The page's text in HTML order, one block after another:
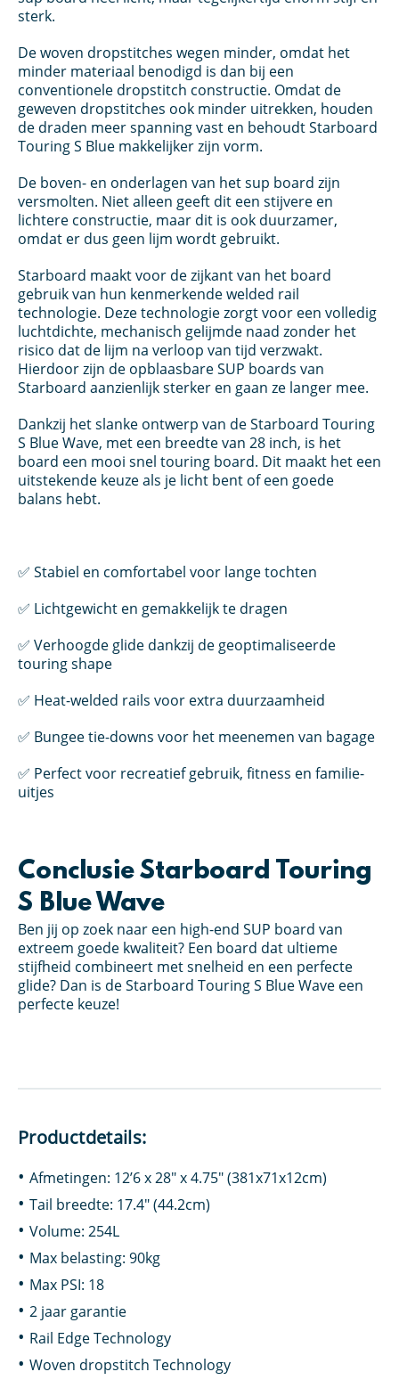
sterk.
De woven dropstitches wegen minder, omdat het
minder materiaal benodigd is dan bij een
conventionele dropstitch constructie. Omdat de
geweven dropstitches ook minder uitrekken, houden
de draden meer spanning vast en behoudt Starboard
Touring S Blue makkelijker zijn vorm.
De boven- en onderlagen van het sup board zijn
versmolten. Niet alleen geeft dit een stijvere en
lichtere constructie, maar dit is ook duurzamer,
omdat er dus geen lijm wordt gebruikt.
Starboard maakt voor de zijkant van het board
gebruik van hun kenmerkende welded rail
technologie. Deze technologie zorgt voor een volledig
luchtdichte, mechanisch gelijmde naad zonder het
risico dat de lijm na verloop van tijd verzwakt.
Hierdoor zijn de opblaasbare SUP boards van
Starboard aanzienlijk sterker en gaan ze langer mee.
Dankzij het slanke ontwerp van de Starboard Touring
S Blue Wave, met een breedte van 28 inch, is het
board een mooi snel touring board. Dit maakt het een
uitstekende keuze als je licht bent of een goede
balans hebt.
✅ Stabiel en comfortabel voor lange tochten
✅ Lichtgewicht en gemakkelijk te dragen
✅ Verhoogde glide dankzij de geoptimaliseerde
touring shape
✅ Heat-welded rails voor extra duurzaamheid
✅ Bungee tie-downs voor het meenemen van bagage
✅ Perfect voor recreatief gebruik, fitness en familie-
uitjes
Conclusie Starboard Touring
S Blue Wave
Ben jij op zoek naar een high-end SUP board van
extreem goede kwaliteit? Een board dat ultieme
stijfheid combineert met snelheid en een perfecte
glide? Dan is de Starboard Touring S Blue Wave een
perfecte keuze!
Productdetails:
Afmetingen: 12’6 x 28″ x 4.75″ (381x71x12cm)
Tail breedte: 17.4″ (44.2cm)
Volume: 254L
Max belasting: 90kg
Max PSI: 18
2 jaar garantie
Rail Edge Technology
Woven dropstitch Technology